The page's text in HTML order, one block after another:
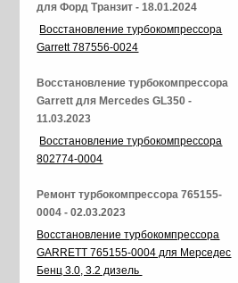
для Форд Транзит - 18.01.2024
Восстановление турбокомпрессора
Garrett 787556-0024
Восстановление турбокомпрессора
Garrett для Mercedes GL350 -
11.03.2023
Восстановление турбокомпрессора
802774-0004
Ремонт турбокомпрессора 765155-
0004 - 02.03.2023
Восстановление турбокомпрессора
GARRETT 765155-0004 для Мерседес
Бенц 3.0, 3.2 дизель